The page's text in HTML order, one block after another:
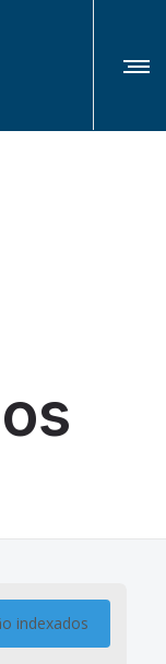
indexados